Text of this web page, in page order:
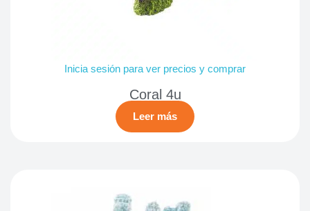
Inicia sesión para ver precios y comprar
Coral 4u
Leer más